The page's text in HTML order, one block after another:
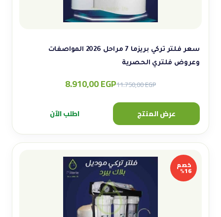
سعر فلتر تركي بريزما 7 مراحل 2026 المواصفات
وعروض فلتري الحصرية
11.750,00EGP
Original
8.910,00EGP
Current
عرض المنتج اطلب الآن
خصم
16%